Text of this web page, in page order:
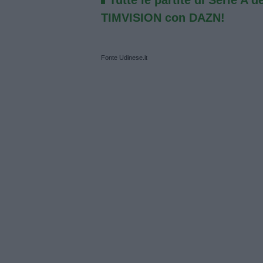
TIMVISION con DAZN!
Fonte Udinese.it